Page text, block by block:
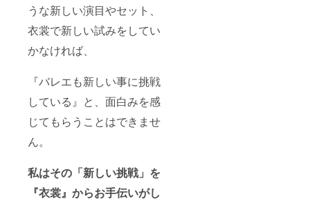
うな新しい演目やセット、
衣裳で新しい試みをしてい
かなければ、
『バレエも新しい事に挑戦
している』と、面白みを感
じてもらうことはできませ
ん。
私はその「新しい挑戦」を
『衣裳』からお手伝いがし